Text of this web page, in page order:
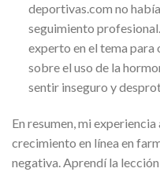
deportivas.com no
seguimiento
experto en el tema
sobre el uso de la
sentir inseguro y
En resumen, mi
crecimiento en línea en
negativa. Aprendí la